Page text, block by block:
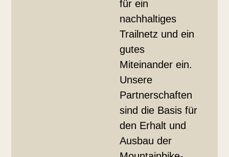
für ein
nachhaltiges
Trailnetz und ein
gutes
Miteinander ein.
Unsere
Partnerschaften
sind die Basis für
den Erhalt und
Ausbau der